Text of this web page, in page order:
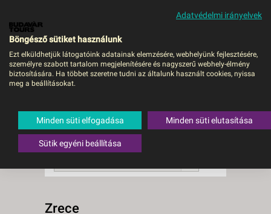
MENÜ
Zrece
megfelelő utazásttaláltunk.
A keresővel tovább szűkítheti a
találati listát!
RENDEZÉS:
Zrece
Adatvédelmi irányelvek
Böngésző sütiket használunk
Ezt elküldhetjük látogatóink adatainak elemzésére, webhelyünk fejlesztésére,
személyre szabott tartalom megjelenítésére és nagyszerű webhely-élmény
biztosítására. Ha többet szeretne tudni az általunk használt cookies, nyissa
meg a beállításokat.
Minden süti elfogadása Minden süti elutasítása
Sütik egyéni beállítása